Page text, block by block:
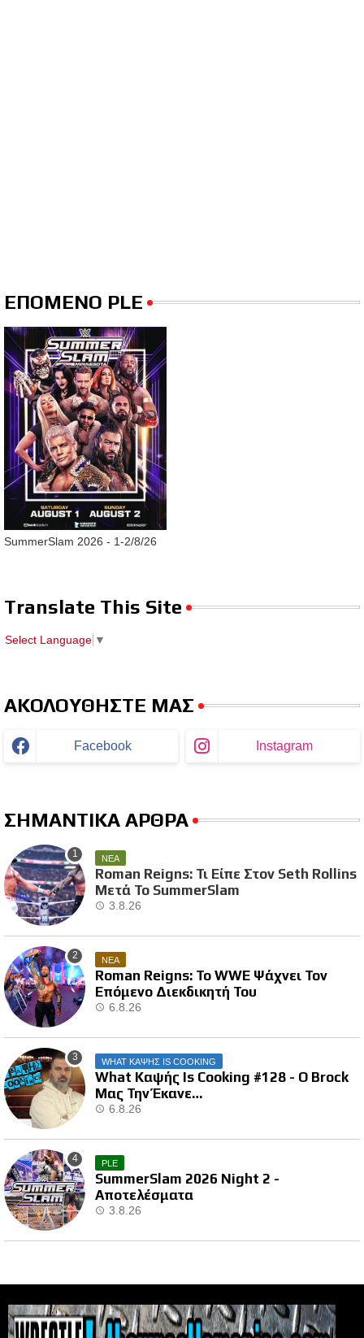
ΕΠΟΜΕΝΟ PLE
SummerSlam 2026 - 1-2/8/26
Translate This Site
Select Language ▼
ΑΚΟΛΟΥΘΗΣΤΕ ΜΑΣ
Facebook Instagram
ΣΗΜΑΝΤΙΚΑ ΑΡΘΡΑ
ΝΕΑ
Roman Reigns: Τι Είπε Στον Seth Rollins
Μετά Το SummerSlam
3.8.26
ΝΕΑ
Roman Reigns: Το WWE Ψάχνει Τον
Επόμενο Διεκδικητή Του
6.8.26
WHAT ΚΑΨΗΣ IS COOKING
What Καψής Is Cooking #128 - Ο Brock
Μας Την Έκανε…
6.8.26
PLE
SummerSlam 2026 Night 2 -
Αποτελέσματα
3.8.26